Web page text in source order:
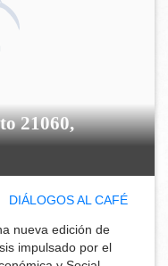
21060,
DIÁLOGOS AL CAFÉ
nueva edición de
impulsado por el